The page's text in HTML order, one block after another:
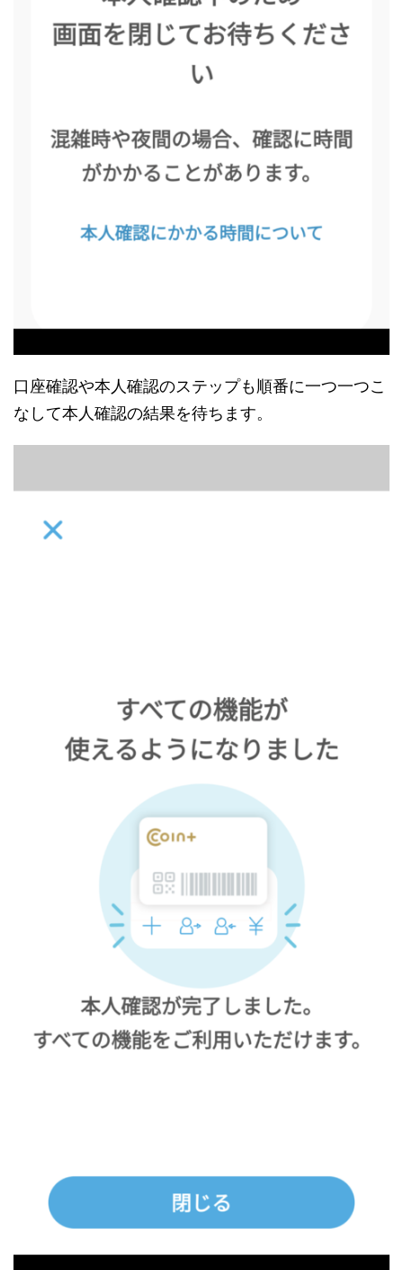
口座確認や本人確認のステップも順番に一つ一つこ
なして本人確認の結果を待ちます。